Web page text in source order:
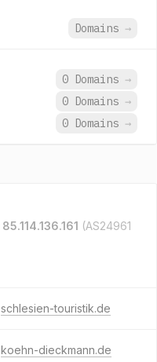
Domains →
0 Domains →
0 Domains →
0 Domains →
85.114.136.161 (AS24961
schlesien-touristik.de
koehn-dieckmann.de